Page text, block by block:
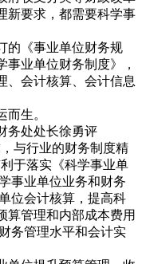
新要求，都需要科学事
《事业单位财务规
事业单位财务制度》，
、会计核算、会计信息
生。
处处长徐勇评
与行业的财务制度精
于落实《科学事业单
事业单位业务和财务
位会计核算，提高科
算管理和内部成本费用
务管理水平和会计实